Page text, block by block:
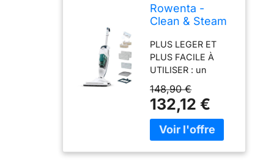
Rowenta -
Clean & Steam
Nettoyeur
Vapeur 2-en-1-
7757w
PLUS LEGER ET
PLUS FACILE À
UTILISER : un
plus maniable qui
offre un confort
d'utilisation optimal
2-EN-1 : il aspire et
148,90 €
132,12 €